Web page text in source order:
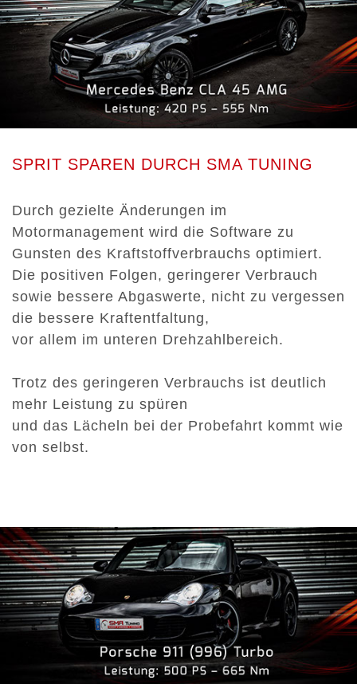
SPRIT SPAREN DURCH SMA TUNING
Durch gezielte Änderungen im
Motormanagement wird die Software zu
Gunsten des Kraftstoffverbrauchs optimiert.
Die positiven Folgen, geringerer Verbrauch
sowie bessere Abgaswerte, nicht zu vergessen
die bessere Kraftentfaltung,
vor allem im unteren Drehzahlbereich.
Trotz des geringeren Verbrauchs ist deutlich
mehr Leistung zu spüren
und das Lächeln bei der Probefahrt kommt wie
von selbst.